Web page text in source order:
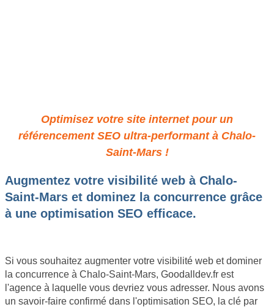
Optimisez votre site internet pour un
référencement SEO ultra-performant à Chalo-
Saint-Mars !
Augmentez votre visibilité web à Chalo-
Saint-Mars et dominez la concurrence grâce
à une optimisation SEO efficace.
Si vous souhaitez augmenter votre visibilité web et dominer
la concurrence à Chalo-Saint-Mars, Goodalldev.fr est
l'agence à laquelle vous devriez vous adresser. Nous avons
un savoir-faire confirmé dans l'optimisation SEO, la clé par